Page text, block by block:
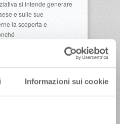
Informazioni sui cookie
si intende generare
e sulle sue
la scoperta e
che saranno sotto gli